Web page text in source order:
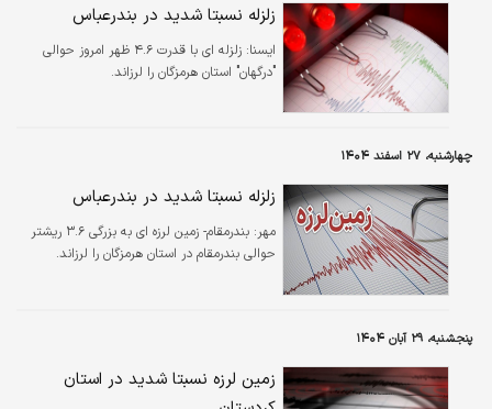
زلزله نسبتا شدید در بندرعباس
ايسنا:
زلزله ای با قدرت ۴.۶ ظهر امروز حوالی
"درگهان" استان هرمزگان را لرزاند.
چهارشنبه، ۲۷ اسفند ۱۴۰۴
زلزله نسبتا شدید در بندرعباس
مهر:
بندرمقام- زمین لرزه ای به بزرگی ۳.۶ ریشتر
حوالی بندرمقام در استان هرمزگان را لرزاند.
پنجشنبه، ۲۹ آبان ۱۴۰۴
زمین لرزه نسبتا شدید در استان